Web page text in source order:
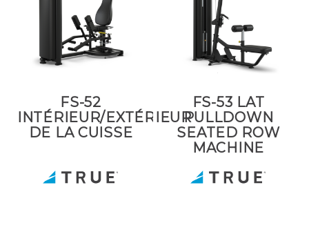
FS-52
INTÉRIEUR/EXTÉRIEUR
DE LA CUISSE
FS-53 LAT
PULLDOWN
SEATED ROW
MACHINE